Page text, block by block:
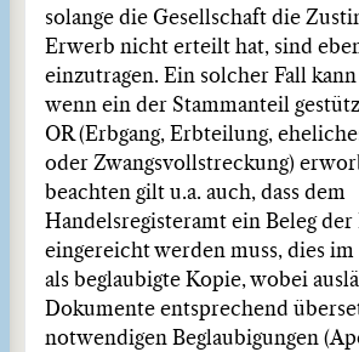
solange die Gesellschaft die
Erwerb nicht erteilt hat, sind
einzutragen. Ein solcher Fall
wenn ein der Stammanteil
OR (Erbgang, Erbteilung,
oder Zwangsvollstreckung)
beachten gilt u.a. auch, dass dem
Handelsregisteramt ein Beleg
eingereicht werden muss, dies
als beglaubigte Kopie, wobei
Dokumente entsprechend
notwendigen Beglaubigungen